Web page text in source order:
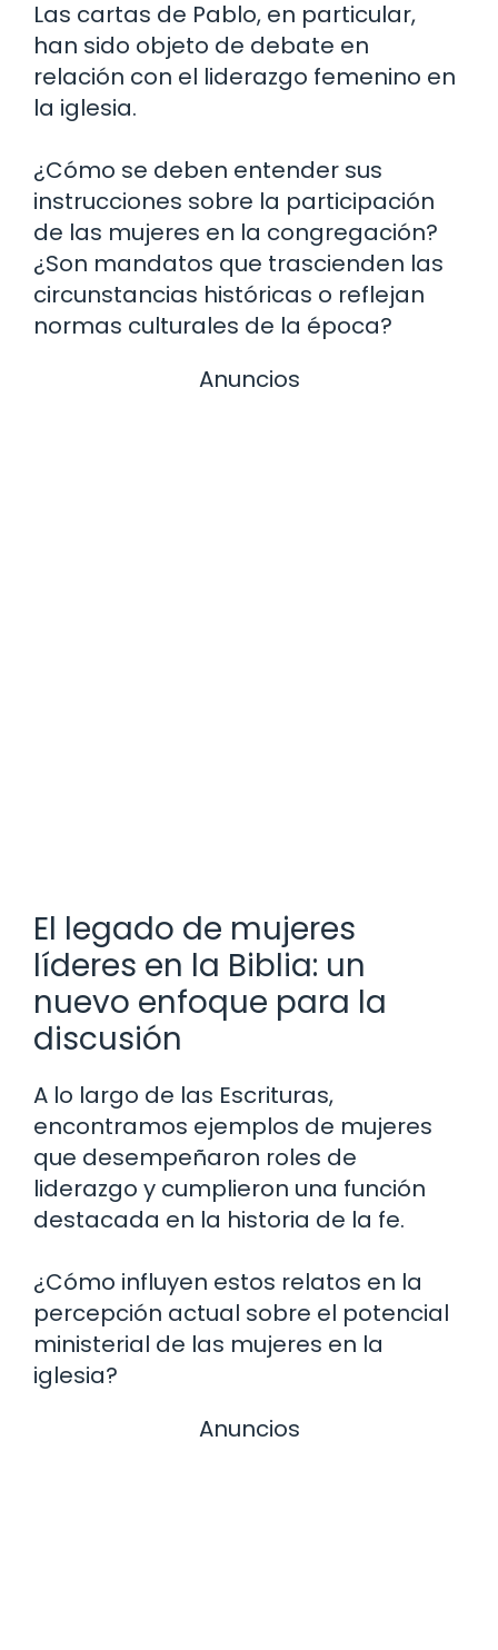
Las cartas de Pablo, en particular,
han sido objeto de debate en
relación con el liderazgo femenino en
la iglesia.
¿Cómo se deben entender sus
instrucciones sobre la participación
de las mujeres en la congregación?
¿Son mandatos que trascienden las
circunstancias históricas o reflejan
normas culturales de la época?
Anuncios
El legado de mujeres
líderes en la Biblia: un
nuevo enfoque para la
discusión
A lo largo de las Escrituras,
encontramos ejemplos de mujeres
que desempeñaron roles de
liderazgo y cumplieron una función
destacada en la historia de la fe.
¿Cómo influyen estos relatos en la
percepción actual sobre el potencial
ministerial de las mujeres en la
iglesia?
Anuncios